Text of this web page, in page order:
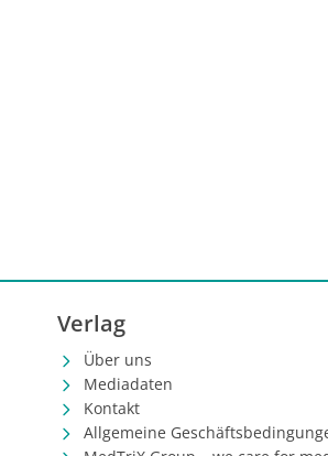
Verlag
Über uns
Mediadaten
Kontakt
Allgemeine